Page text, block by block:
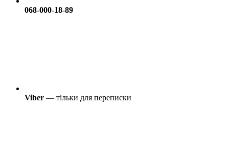
068-000-18-89
Viber — тільки для переписки